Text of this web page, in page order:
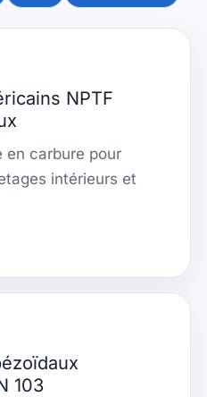
NPTF
en carbure pour
intérieurs et
103